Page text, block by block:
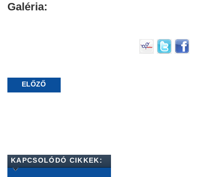
Galéria:
ELŐZŐ
KAPCSOLÓDÓ CIKKEK: